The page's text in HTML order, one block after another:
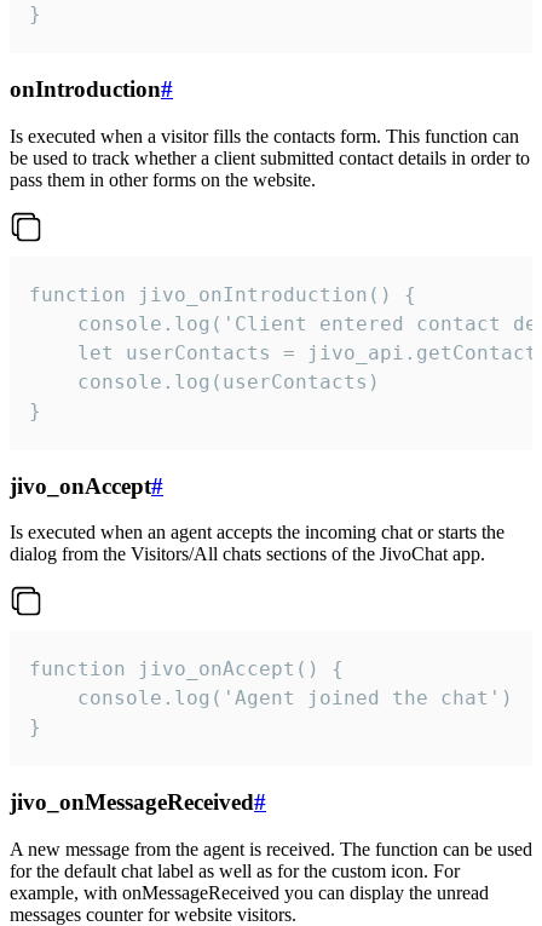
}
onIntroduction#
Is executed when a visitor fills the contacts form. This function can
be used to track whether a client submitted contact details in order to
pass them in other forms on the website.
function jivo_onIntroduction() {
console.log('Client entered contact
let userContacts =
    console.log(userContacts)
}
jivo_onAccept#
Is executed when an agent accepts the incoming chat or starts the
dialog from the Visitors/All chats sections of the JivoChat app.
function jivo_onAccept() {
}
jivo_onMessageReceived#
A new message from the agent is received. The function can be used
for the default chat label as well as for the custom icon. For
example, with onMessageReceived you can display the unread
messages counter for website visitors.